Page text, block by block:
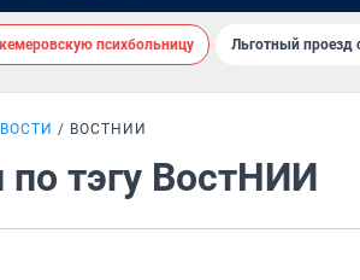
психбольницу Льготный проезд
ВОСТНИИ
по тэгу ВостНИИ